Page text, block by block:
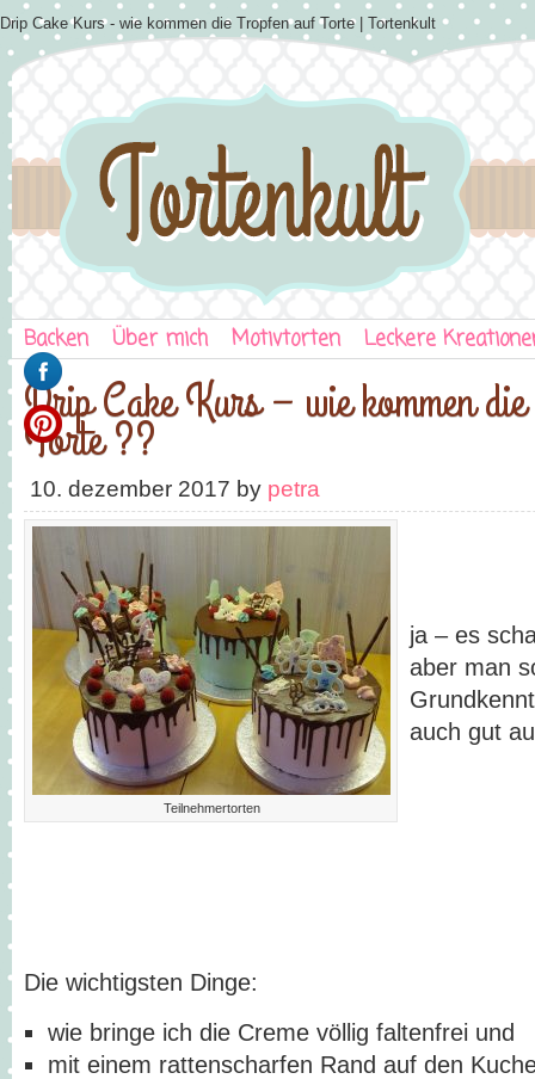
Drip Cake Kurs - wie kommen die Tropfen auf Torte | Tortenkult
Backen Über mich Motivtorten Leckere
Drip Cake Kurs – wie kommen
Torte ??
10. dezember 2017 by petra
Teilnehmertorten
ja – es
aber man
auch gut
Die wichtigsten Dinge:
wie bringe ich die Creme völlig faltenfrei und
mit einem rattenscharfen Rand auf den